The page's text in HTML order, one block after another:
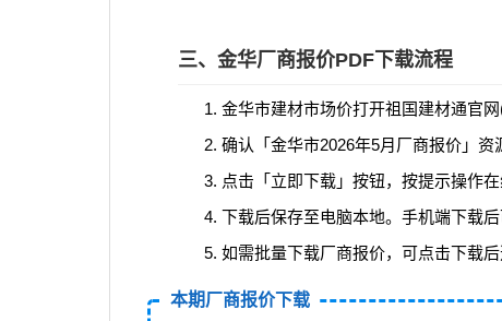
三、金华厂商报价PDF下载流程
金华市建材市场价打开祖国建材通官
确认「金华市2026年5月厂商报价」资
点击「立即下载」按钮，按提示操作在
下载后保存至电脑本地。手机端下载后
如需批量下载厂商报价，可点击下载后
本期厂商报价下载